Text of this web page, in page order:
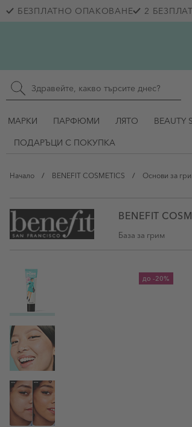
Прескачане към съдържанието
Skip to main content
БЕЗПЛАТНО ОПАКОВАНЕ 2
Търсене в сайта
МАРКИ ПАРФЮМИ ЛЯТО BEAUTY
ПОДАРЪЦИ С ПОКУПКА
Начало / BENEFIT COSMETICS / Основи за
BENEFIT
База за грим
до -20%
View larger image
View larger image
View larger image